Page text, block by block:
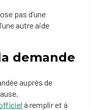
pas d’une
autre aide
demande
auprès de
à remplir et à